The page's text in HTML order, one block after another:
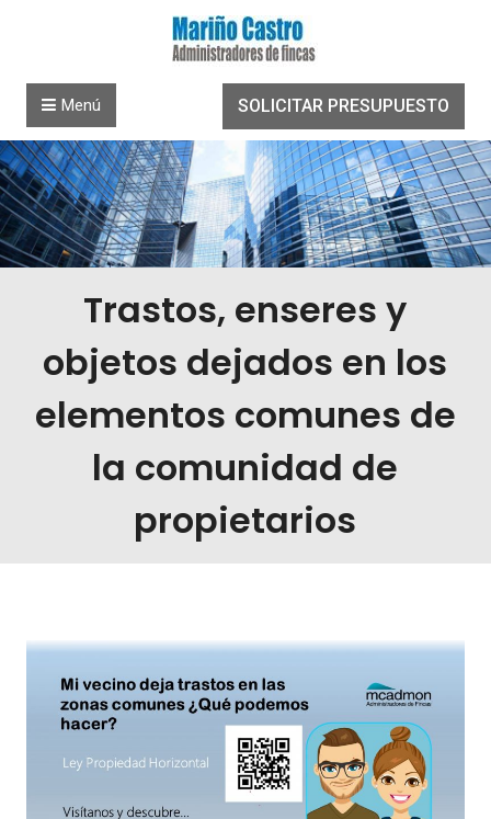
SOLICITAR PRESUPUESTO
Menú
Trastos, enseres y
objetos dejados en los
elementos comunes de
la comunidad de
propietarios